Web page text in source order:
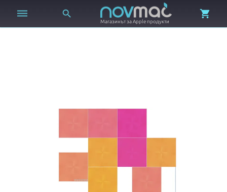
 
Магазинът за Apple продукти
